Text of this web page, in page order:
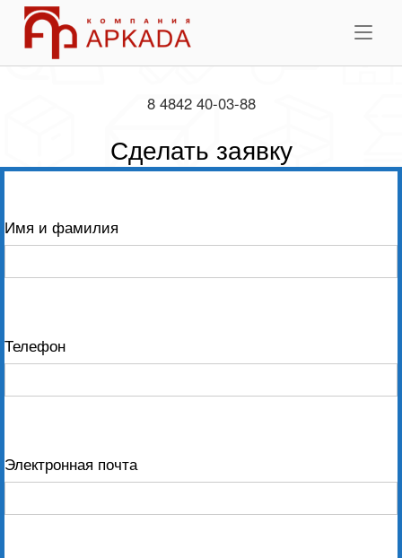
content
Home
8 4842 40-03-88
Сделать заявку
Имя и фамилия
Телефон
Электронная почта